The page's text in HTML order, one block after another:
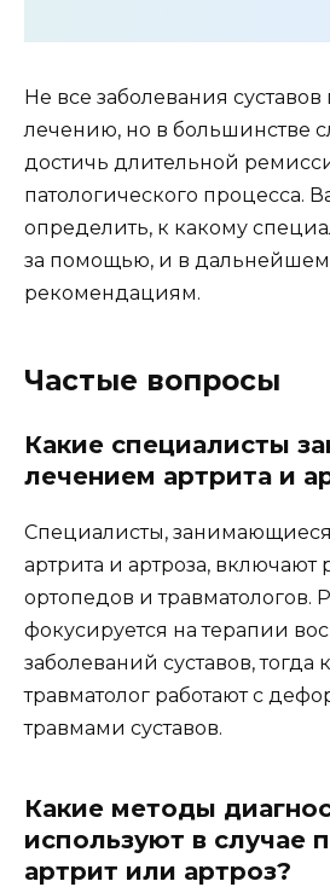
Не все заболевания
лечению, но в большинстве
достичь длительной
патологического процесса.
определить, к какому
за помощью, и в дальнейшем
рекомендациям.
Частые вопросы
Какие специалисты
лечением артрита и
Специалисты,
артрита и артроза, включают
ортопедов и травматологов.
фокусируется на терапии
заболеваний суставов, тогда
травматолог работают с
травмами суставов.
Какие методы
используют в случае
артрит или артроз?